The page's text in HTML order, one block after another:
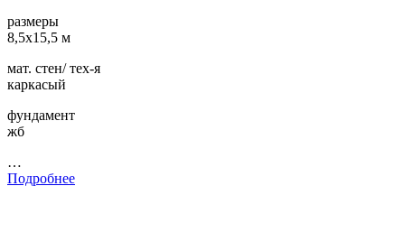
размеры
8,5х15,5 м
мат. стен/ тех-я
каркасый
фундамент
жб
…
Подробнее